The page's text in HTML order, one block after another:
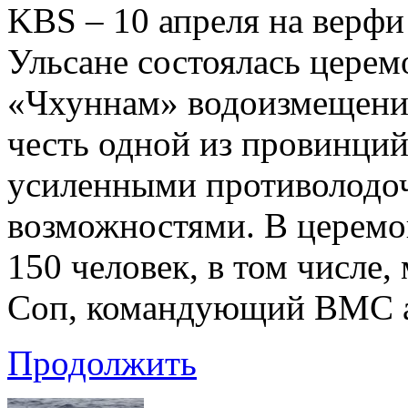
KBS – 10 апреля на
Ульсане состоялась
«Чхуннам»
честь одной из
усиленными
возможностями. В
150 человек, в том
Соп, командующий ВМС
Продолжить